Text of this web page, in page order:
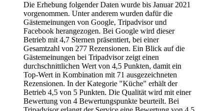
Die Erhebung folgender Daten wurde bis Januar 2021
vorgenommen. Unter anderem wurden dafür die
Gästemeinungen von Google, Tripadvisor und
Facebook herangezogen. Bei Google wird dieser
Betrieb mit 4,7 Sternen präsentiert, bei einer
Gesamtzahl von 277 Rezensionen. Ein Blick auf die
Gästemeinungen bei Tripadvisor zeigt einen
durchschnittlichen Wert von 4,5 Punkten, damit ein
Top-Wert in Kombination mit 71 ausgezeichneten
Rezensionen. In der Kategorie "Küche" erhält der
Betrieb 4,5 von 5 Punkten. Die Qualität wird mit einer
Bewertung von 4 Bewertungspunkte beurteilt. Bei